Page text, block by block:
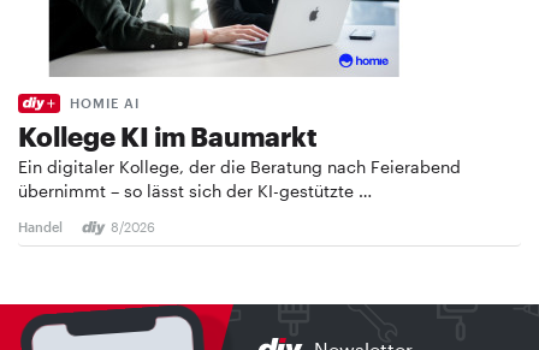
HOMIE AI
Kollege KI im Baumarkt
Ein digitaler Kollege, der die Beratung nach Feierabend
übernimmt – so lässt sich der KI-gestützte …
Handel 8/2026